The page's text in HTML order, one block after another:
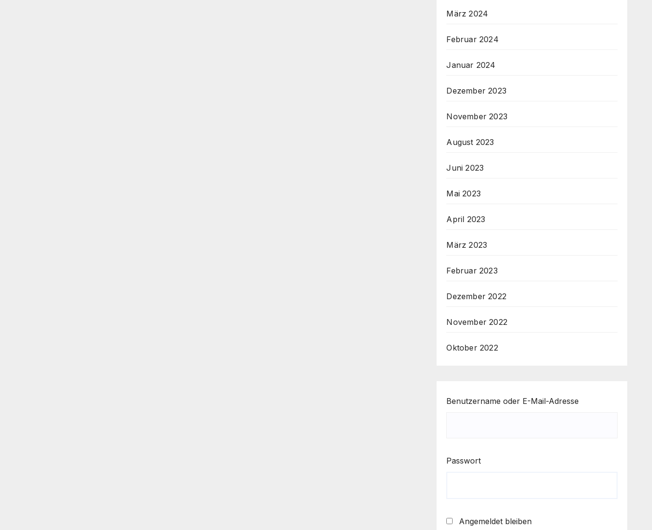
März 2024
Februar 2024
Januar 2024
Dezember 2023
November 2023
August 2023
Juni 2023
Mai 2023
April 2023
März 2023
Februar 2023
Dezember 2022
November 2022
Oktober 2022
Benutzername oder E-Mail-Adresse
Passwort
Angemeldet bleiben